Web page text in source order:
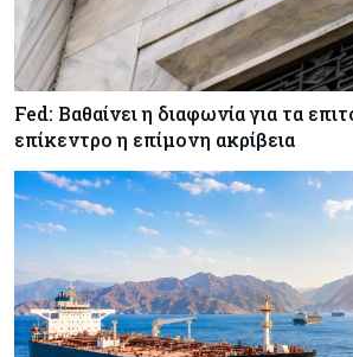
34.787 νέες εγγραφές
- Άνοδος 11,5% σε σχέση με
Κόσμος
ΕΚΤ: Αιφνιδιάστηκε από
τις ΗΠΑ
Κύπρος
Χορηγία €10.000 για
ΤΕΠΑΚ
Fed: Βαθαίνει η διαφωνία για τα
επίκεντρο η επίμονη ακρίβεια